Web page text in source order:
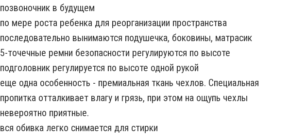
позвоночник в будущем
по мере роста ребенка для реорганизации пространства
последовательно вынимаются подушечка, боковины, матрасик
5-точечные ремни безопасности регулируются по высоте
подголовник регулируется по высоте одной рукой
еще одна особенность - премиальная ткань чехлов. Специальная
пропитка отталкивает влагу и грязь, при этом на ощупь чехлы
невероятно приятные.
вся обивка легко снимается для стирки